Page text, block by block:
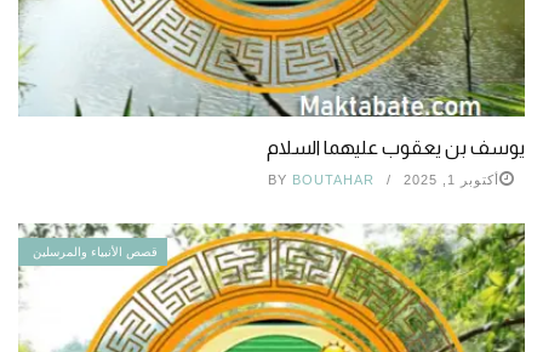
يوسف بن يعقوب عليهما السلام
أكتوبر 1, 2025 BY BOUTAHAR
قصص الأنبياء والمرسلين